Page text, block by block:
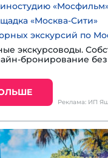
«Москва-Сити»
экскурсий по
экскурсоводы.
бронирование
Реклама: ИП